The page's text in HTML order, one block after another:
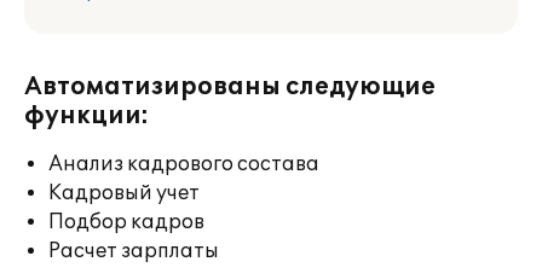
Автоматизированы следующие
функции:
Анализ кадрового состава
Кадровый учет
Подбор кадров
Расчет зарплаты